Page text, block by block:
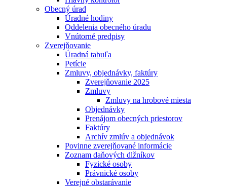
Obecný úrad
Úradné hodiny
Oddelenia obecného úradu
Vnútorné predpisy
Zverejňovanie
Úradná tabuľa
Petície
Zmluvy, objednávky, faktúry
Zverejňovanie 2025
Zmluvy
Zmluvy na hrobové miesta
Objednávky
Prenájom obecných priestorov
Faktúry
Archív zmlúv a objednávok
Povinne zverejňované informácie
Zoznam daňových dlžníkov
Fyzické osoby
Právnické osoby
Verejné obstarávanie